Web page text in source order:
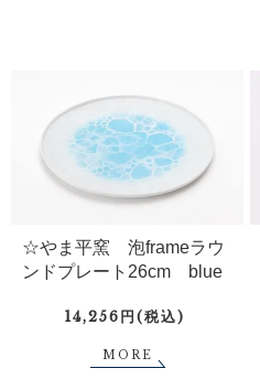
☆やま平窯 泡frameラウ
ンドプレート26cm blue
14,256円(税込)
MORE